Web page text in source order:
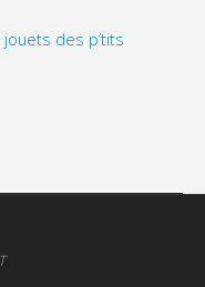
des p’tits